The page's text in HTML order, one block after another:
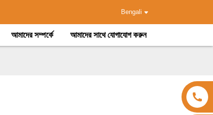
Bengali
আমাদের সম্পর্কে আমাদের সাথে যোগাযোগ করুন